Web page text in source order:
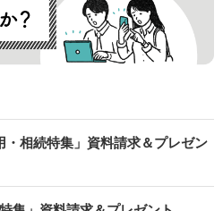
・相続特集」資料請求＆プレゼン